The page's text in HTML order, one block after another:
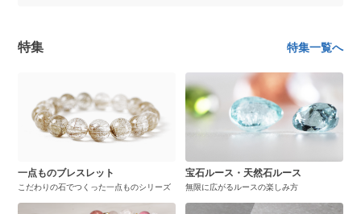
特集 特集一覧へ
一点ものブレスレット
こだわりの石でつくった一点ものシリーズ
宝石ルース・天然石ルース
無限に広がるルースの楽しみ方